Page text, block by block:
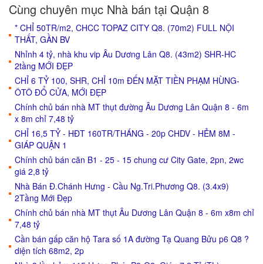
Cùng chuyên mục Nhà bán tại Quận 8
* CHỈ 50TR/m2, CHCC TOPAZ CITY Q8. (70m2) FULL NỘI
THẤT, GẦN BV
Nhỉnh 4 tỷ, nhà khu vip Âu Dương Lân Q8. (43m2) SHR-HC
2tầng MỚI ĐẸP
CHỈ 6 TỶ 100, SHR, CHỈ 10m ĐẾN MẶT TIỀN PHẠM HÙNG-
ÔTÔ ĐỔ CỬA, MỚI ĐẸP
Chính chủ bán nhà MT thụt đường Âu Dương Lân Quận 8 - 6m
x 8m chỉ 7,48 tỷ
CHỈ 16,5 TỶ - HĐT 160TR/THÁNG - 20p CHDV - HẺM 8M -
GIÁP QUẬN 1
Chính chủ bán căn B1 - 25 - 15 chung cư City Gate, 2pn, 2wc
giá 2,8 tỷ
Nhà Bán Đ.Chánh Hưng - Cầu Ng.Tri.Phương Q8. (3.4x9)
2Tầng Mới Đẹp
Chính chủ bán nhà MT thụt Âu Dương Lân Quận 8 - 6m x8m chỉ
7,48 tỷ
Cần bán gấp căn hộ Tara số 1A đường Tạ Quang Bửu p6 Q8 ?
diện tích 68m2, 2p